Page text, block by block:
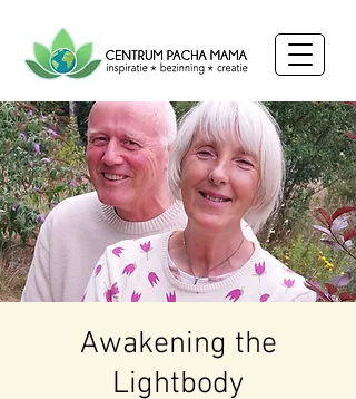
Awakening the
Lightbody